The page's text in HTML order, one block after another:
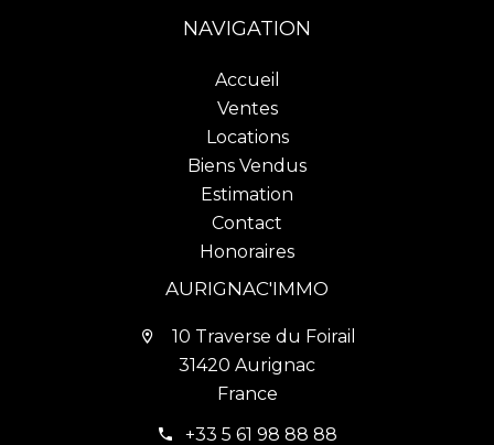
NAVIGATION
Accueil
Ventes
Locations
Biens Vendus
Estimation
Contact
Honoraires
AURIGNAC'IMMO
10 Traverse du Foirail
31420 Aurignac
France
+33 5 61 98 88 88